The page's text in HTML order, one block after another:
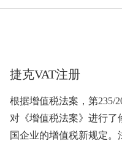
捷克VAT注册
根据增值税法案，第235/
对《增值税法案》进行了
国企业的增值税新规定